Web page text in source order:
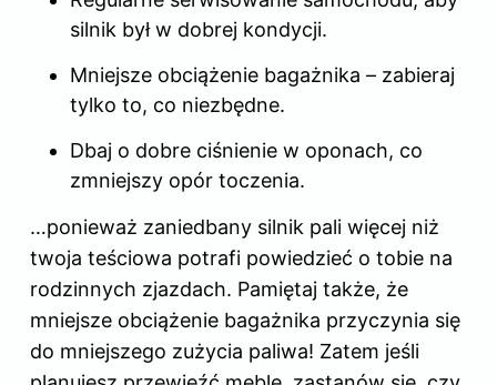
silnik był w dobrej kondycji.
Mniejsze obciążenie bagażnika – zabieraj
tylko to, co niezbędne.
Dbaj o dobre ciśnienie w oponach, co
zmniejszy opór toczenia.
…ponieważ zaniedbany silnik pali więcej niż
twoja teściowa potrafi powiedzieć o tobie na
rodzinnych zjazdach. Pamiętaj także, że
mniejsze obciążenie bagażnika przyczynia się
do mniejszego zużycia paliwa! Zatem jeśli